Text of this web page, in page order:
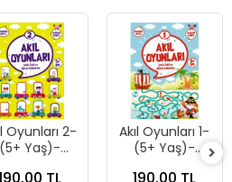
Oyunları 2-
(5+ Yaş)-
TL
Akıl Oyunları 1-
(5+ Yaş)-
190,00 TL